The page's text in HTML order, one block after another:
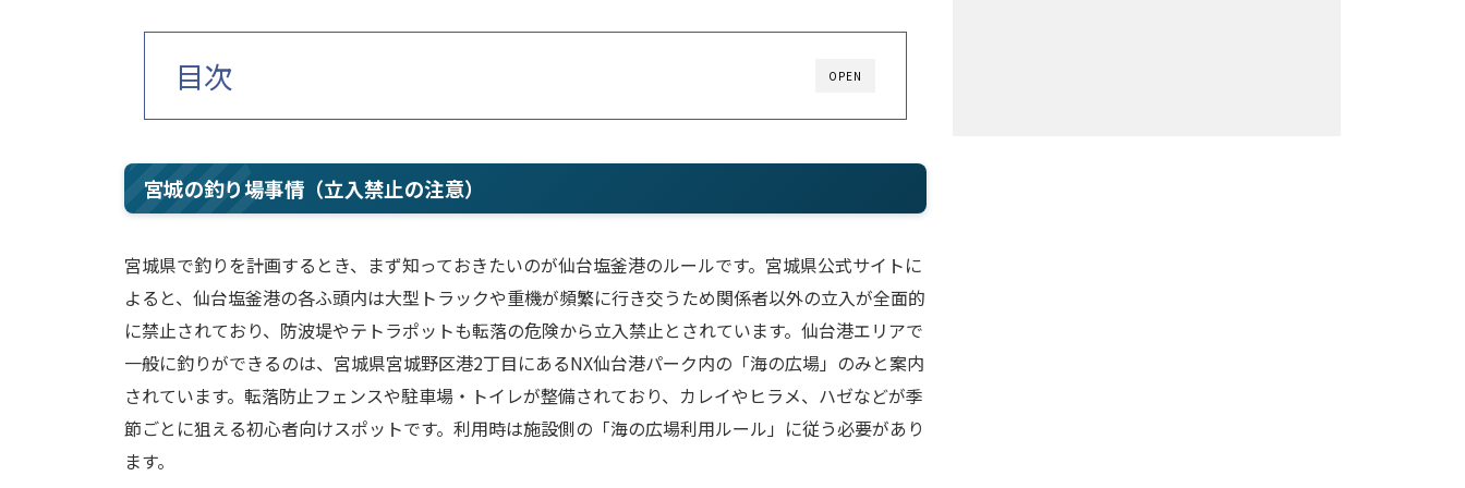
OPEN
目次
宮城の釣り場事情（立入禁止の注意）
宮城県で釣りを計画するとき、まず知っておきたいのが仙台塩釜港のルールです。宮城県公式サイトに
よると、仙台塩釜港の各ふ頭内は大型トラックや重機が頻繁に行き交うため関係者以外の立入が全面的
に禁止されており、防波堤やテトラポットも転落の危険から立入禁止とされています。仙台港エリアで
一般に釣りができるのは、宮城県宮城野区港2丁目にあるNX仙台港パーク内の「海の広場」のみと案内
されています。転落防止フェンスや駐車場・トイレが整備されており、カレイやヒラメ、ハゼなどが季
節ごとに狙える初心者向けスポットです。利用時は施設側の「海の広場利用ルール」に従う必要があり
ます。